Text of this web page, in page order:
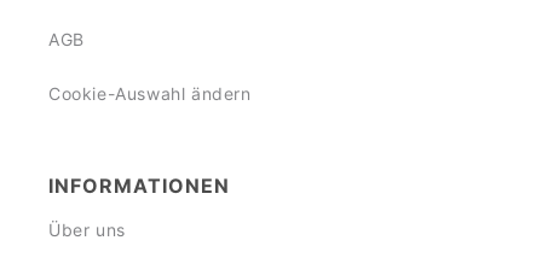
AGB
Cookie-Auswahl ändern
INFORMATIONEN
Über uns